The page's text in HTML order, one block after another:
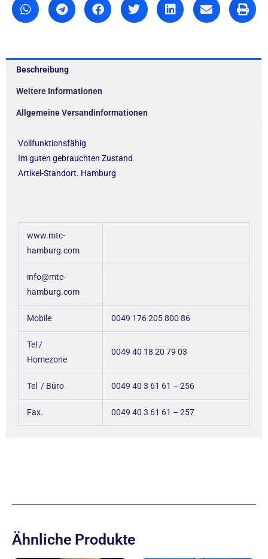
Beschreibung
Weitere Informationen
Allgemeine Versandinformationen
Vollfunktionsfähig
Im guten gebrauchten Zustand
Artikel-Standort. Hamburg
www.mtc-
hamburg.com
info@mtc-
hamburg.com
Mobile 0049 176 205 800 86
Tel /
Homezone
0049 40 18 20 79 03
Tel / Büro 0049 40 3 61 61 – 256
Fax. 0049 40 3 61 61 – 257
Ähnliche Produkte